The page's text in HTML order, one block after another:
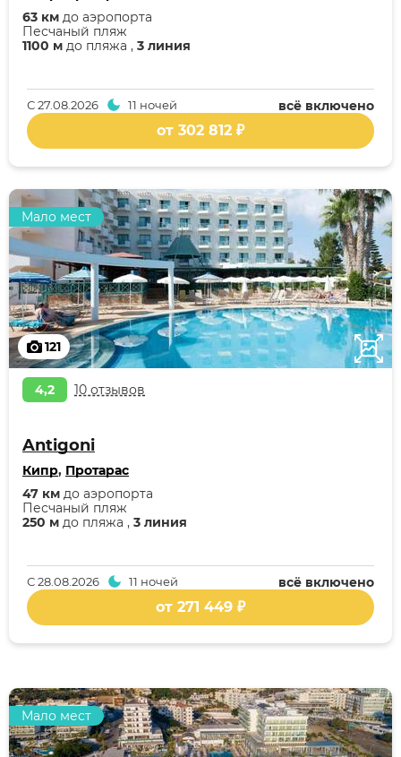
1100 м до пляжа , 3 линия
Песчаный пляж
63 км до аэропорта
всё включено
С27.08.2026 11 ночей
от 302 812 ₽
121
Мало мест
4,2 10 отзывов
Antigoni
Кипр, Протарас
250 м до пляжа , 3 линия
Песчаный пляж
47 км до аэропорта
всё включено
С28.08.2026 11 ночей
от 271 449 ₽
Мало мест